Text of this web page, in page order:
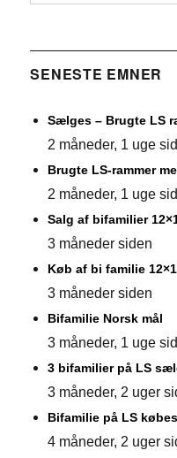
SENESTE EMNER
Sælges – Brugte LS
2 måneder, 1 uge
Brugte LS-rammer
2 måneder, 1 uge
Salg af bifamilier
3 måneder siden
Køb af bi familie
3 måneder siden
Bifamilie Norsk mål
3 måneder, 1 uge
3 bifamilier på LS
3 måneder, 2 uger
Bifamilie på LS
4 måneder, 2 uger